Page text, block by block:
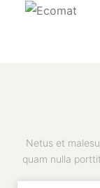
Netus et
quam nulla